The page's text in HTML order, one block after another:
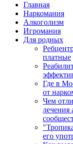
Главная
Наркомания
Алкоголизм
Игромания
Для родных
платные
Где в
от
Чем
лечения
его